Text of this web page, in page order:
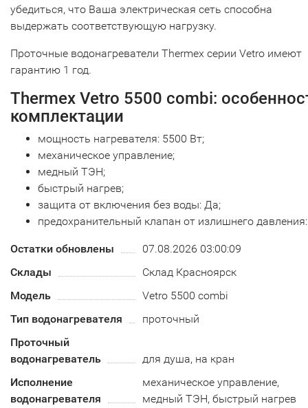
убедиться, что Ваша электрическая сеть способна
выдержать соответствующую нагрузку.
Проточные водонагреватели Thermex серии Vetro имеют
гарантию 1 год.
Thermex Vetro 5500 combi:
комплектации
мощность нагревателя: 5500 Вт;
механическое управление;
медный ТЭН;
быстрый нагрев;
защита от включения без воды: Да;
предохранительный клапан от излишнего
Остатки обновлены
07.08.2026 03:00:09
Склады
Склад Красноярск
Модель
Vetro 5500 combi
Тип водонагревателя
проточный
Проточный
водонагреватель
для душа, на кран
Исполнение
водонагревателя
механическое управление,
медный ТЭН, быстрый нагрев